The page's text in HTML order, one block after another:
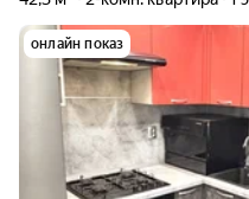
онлайн показ